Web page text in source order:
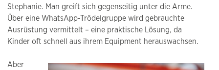
Stephanie. Man greift sich gegenseitig unter die Arme.
Über eine WhatsApp-Trödelgruppe wird gebrauchte
Ausrüstung vermittelt – eine praktische Lösung, da
Kinder oft schnell aus ihrem Equipment herauswachsen.
Aber